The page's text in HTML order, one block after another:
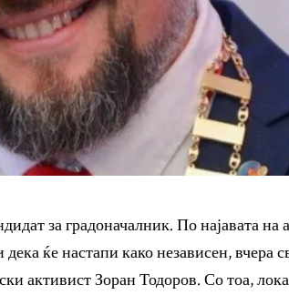
за градоначалник. По најавата на
ќе настапи како независен, вчера
активист Зоран Тодоров. Со тоа,